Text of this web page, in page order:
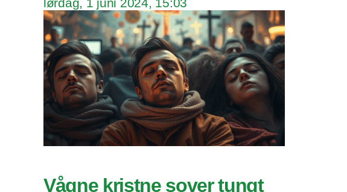
lørdag, 1 juni 2024, 15:03
Vågne kristne sover tungt